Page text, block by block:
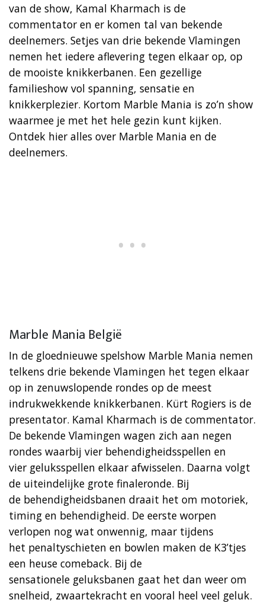
van de show, Kamal Kharmach is de
commentator en er komen tal van bekende
deelnemers. Setjes van drie bekende Vlamingen
nemen het iedere aflevering tegen elkaar op, op
de mooiste knikkerbanen. Een gezellige
familieshow vol spanning, sensatie en
knikkerplezier. Kortom Marble Mania is zo’n show
waarmee je met het hele gezin kunt kijken.
Ontdek hier alles over Marble Mania en de
deelnemers.
Marble Mania België
In de gloednieuwe spelshow Marble Mania nemen
telkens drie bekende Vlamingen het tegen elkaar
op in zenuwslopende rondes op de meest
indrukwekkende knikkerbanen. Kürt Rogiers is de
presentator. Kamal Kharmach is de commentator.
De bekende Vlamingen wagen zich aan negen
rondes waarbij vier behendigheidsspellen en
vier geluksspellen elkaar afwisselen. Daarna volgt
de uiteindelijke grote finaleronde. Bij
de behendigheidsbanen draait het om motoriek,
timing en behendigheid. De eerste worpen
verlopen nog wat onwennig, maar tijdens
het penaltyschieten en bowlen maken de K3’tjes
een heuse comeback. Bij de
sensationele geluksbanen gaat het dan weer om
snelheid, zwaartekracht en vooral heel veel geluk.